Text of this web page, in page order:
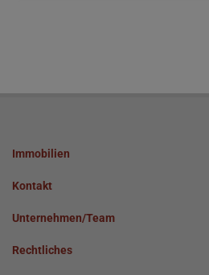
Immobilien
Kontakt
Unternehmen/Team
Rechtliches